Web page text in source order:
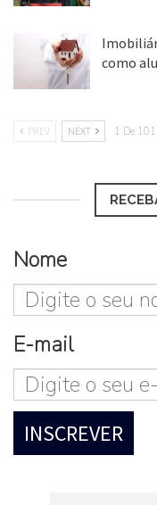
como
PREV NEXT 1 De 101
Nome
E-mail